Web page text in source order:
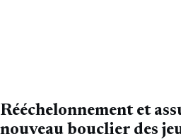
Rééchelonnement et
nouveau bouclier des